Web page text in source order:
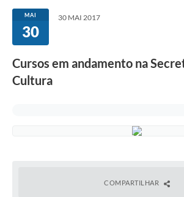
MAI
30
30 MAI 2017
Cursos em andamento na
Cultura
COMPARTILHAR